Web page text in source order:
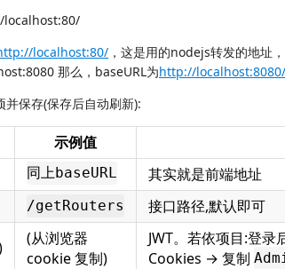
localhost:80/ ，这是用的nodejs转发的地址
那么，baseURL为http://localhost:8080/
并保存(保存后自动刷新):
示例值
同上baseURL 其实就是前端地址
/getRouters 接口路径,默认即可
(从浏览器
cookie 复制)
JWT。若依项目:登
Cookies → 复制